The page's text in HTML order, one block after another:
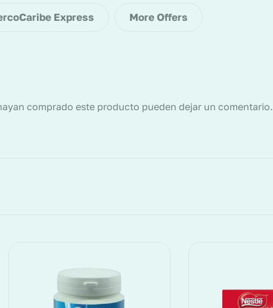
Express More Offers
comprado este producto pueden dejar un comentario.